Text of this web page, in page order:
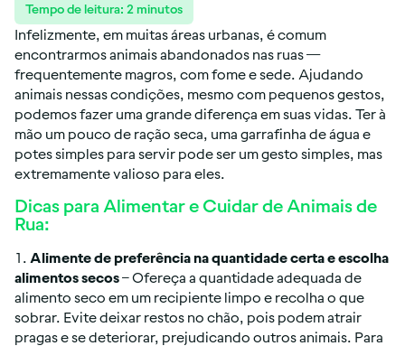
Tempo de leitura: 2minutos
Infelizmente, em muitas áreas urbanas, é comum
encontrarmos animais abandonados nas ruas —
frequentemente magros, com fome e sede. Ajudando
animais nessas condições, mesmo com pequenos gestos,
podemos fazer uma grande diferença em suas vidas. Ter à
mão um pouco de ração seca, uma garrafinha de água e
potes simples para servir pode ser um gesto simples, mas
extremamente valioso para eles.
Dicas para Alimentar e Cuidar de Animais de
Rua:
1. Alimente de preferência na quantidade certae escolha
alimentos secos – Ofereça a quantidade adequada de
alimento seco em um recipiente limpo e recolha o que
sobrar. Evite deixar restos no chão, pois podem atrair
pragas e se deteriorar, prejudicando outros animais. Para